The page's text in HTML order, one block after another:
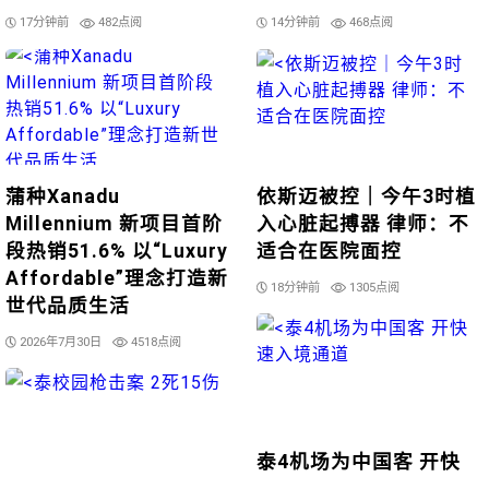
17分钟前 482点阅 14分钟前 468点阅
蒲种Xanadu
Millennium 新项目首阶
段热销51.6% 以“Luxury
Affordable”理念打造新
世代品质生活
2026年7月30日 4518点阅
依斯迈被控｜今午3时植
入心脏起搏器 律师：不
适合在医院面控
18分钟前 1305点阅
泰4机场为中国客 开快